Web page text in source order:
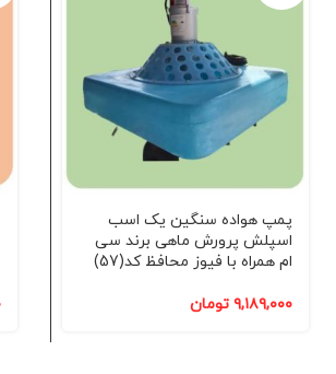
پمپ هواده سنگین یک اسب
اسپلش پرورش ماهی برند سی
ام همراه با فیوز محافظ کد(57)
۹,۱۸۹,۰۰۰ تومان